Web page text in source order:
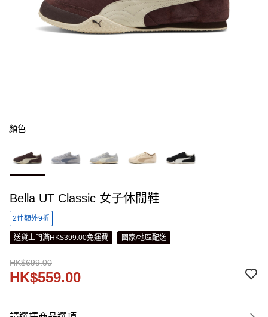
顏色
Bella UT Classic 女子休閒鞋
2件額外9折
送貨上門滿HK$399.00免運費 國家/地區配送
HK$699.00
HK$559.00